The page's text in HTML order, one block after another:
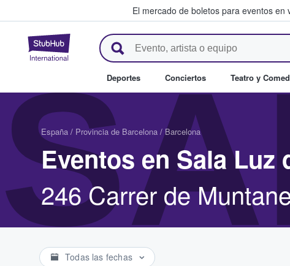
El mercado de boletos para eventos en
StubHub: donde los fans
Deportes Conciertos Teatro y
España / Provincia de Barcelona / Barcelona
Eventos en Sala Luz
246 Carrer de
Todas las fechas